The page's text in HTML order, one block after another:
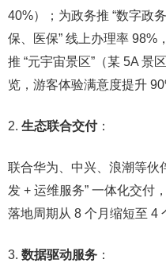
40%）；为政务推 “数字政
保、医保” 线上办理率 98%
推 “元宇宙景区”（某 5A 景
览，游客体验满意度提升
生态联合交付：​
联合华为、中兴、浪潮等伙
发 + 运维服务” 一体化交付
落地周期从 8 个月缩短至 4
数据驱动服务 ：​